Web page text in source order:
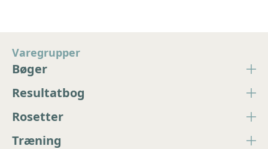
Varegrupper
Bøger
Resultatbog
Rosetter
Træning